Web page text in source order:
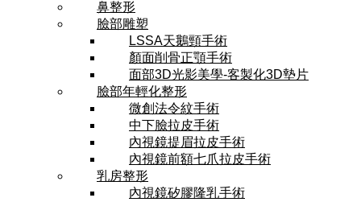
鼻整形
臉部雕塑
LSSA天鵝頸手術
顏面削骨正顎手術
面部3D光影美學-客製化3D墊片
臉部年輕化整形
微創法令紋手術
中下臉拉皮手術
內視鏡提眉拉皮手術
內視鏡前額七爪拉皮手術
乳房整形
內視鏡矽膠隆乳手術